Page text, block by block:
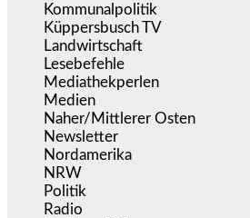
Kommunalpolitik
Küppersbusch TV
Landwirtschaft
Lesebefehle
Mediathekperlen
Medien
Naher/Mittlerer Osten
Newsletter
Nordamerika
NRW
Politik
Radio